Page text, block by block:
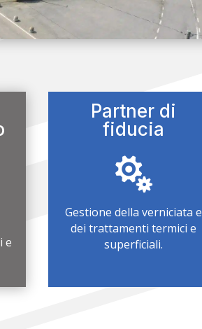
e
Partner di
fiducia

Gestione della verniciata e
dei trattamenti termici e
superficiali.